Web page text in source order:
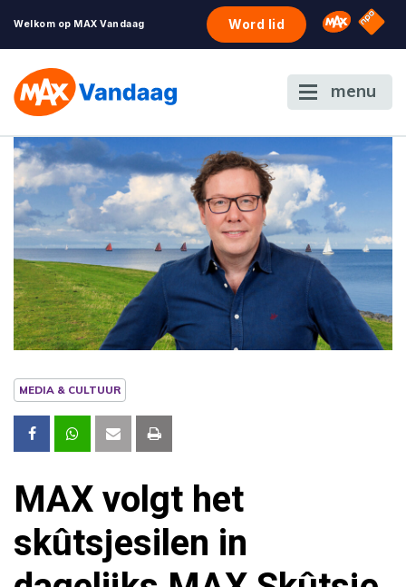
Welkom op MAX Vandaag Word lid Omroep
NPO
menu
MEDIA & CULTUUR
MAX volgt het
skûtsjesilen in